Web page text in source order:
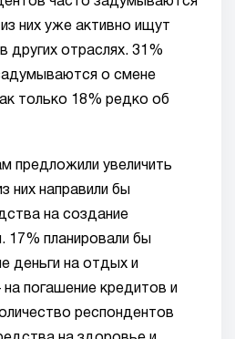
них уже активно ищут
других отраслях. 31%
о смене
только 18% редко об
предложили увеличить
них направили бы
на создание
планировали бы
деньги на отдых и
погашение кредитов и
респондентов